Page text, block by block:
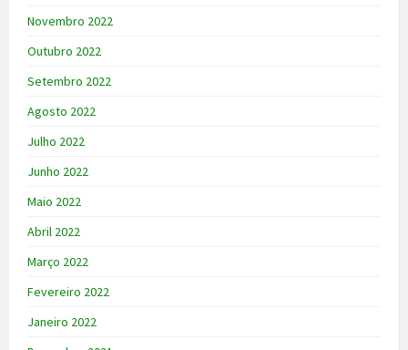
Novembro 2022
Outubro 2022
Setembro 2022
Agosto 2022
Julho 2022
Junho 2022
Maio 2022
Abril 2022
Março 2022
Fevereiro 2022
Janeiro 2022